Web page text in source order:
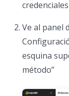
Ve al panel
esquina
método”